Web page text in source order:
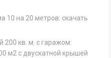
10 на 20 метров: скачать
200 кв. м. с гаражом:
м2 с двускатной крышей